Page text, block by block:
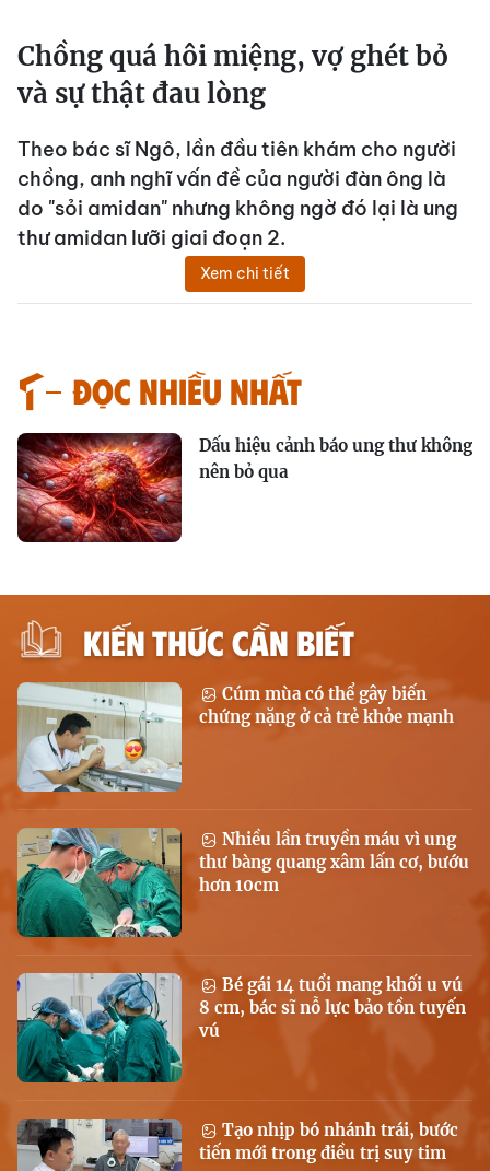
Chồng quá hôi miệng, vợ ghét bỏ
và sự thật đau lòng
Theo bác sĩ Ngô, lần đầu tiên khám cho người
chồng, anh nghĩ vấn đề của người đàn ông là
do "sỏi amidan" nhưng không ngờ đó lại là ung
thư amidan lưỡi giai đoạn 2.
Xem chi tiết
Đọc nhiều nhất
Dấu hiệu cảnh báo ung thư không
nên bỏ qua
KIẾN THỨC CẦN BIẾT
Cúm mùa có thể gây biến
chứng nặng ở cả trẻ khỏe mạnh
Nhiều lần truyền máu vì ung
thư bàng quang xâm lấn cơ, bướu
hơn 10cm
Bé gái 14 tuổi mang khối u vú
8 cm, bác sĩ nỗ lực bảo tồn tuyến
vú
Tạo nhịp bó nhánh trái, bước
tiến mới trong điều trị suy tim